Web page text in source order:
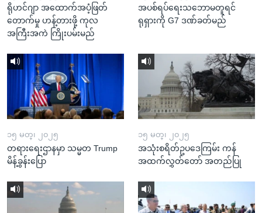
ရိုဟင်ဂျာ အထောက်အပံ့ဖြတ်
တောက်မှု ဟန့်တားဖို့ ကုလ
အကြီးအကဲ ကြိုးပမ်းမည်
အပစ်ရပ်ရေးသဘောမတူရင်
ရုရှားကို G7 ဒဏ်ခတ်မည်
၁၅ မတ္၊ ၂၀၂၅
တရားရေးဌာနမှာ သမ္မတ Trump
မိန့်ခွန်းပြော
၁၅ မတ္၊ ၂၀၂၅
အသုံးစရိတ်ဥပဒေကြမ်း ကန်
အထက်လွှတ်တော် အတည်ပြု